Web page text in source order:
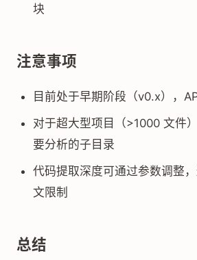
块
注意事项
目前处于早期阶段（v0.x），
对于超大型项目（>1000 文件
要分析的子目录
代码提取深度可通过参数调整
文限制
总结